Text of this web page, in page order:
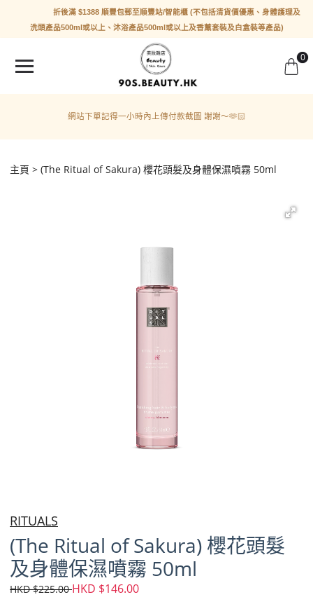
折後滿 $1388 順豐包郵至順豐站/智能櫃 (不包括清貨價優惠、身體護理及
洗頭產品500ml或以上、沐浴產品500ml或以上及香薰套裝及白盒裝等產品)
0
網站下單記得一小時內上傳付款截圖 謝謝～🫶🏻
主頁 (The Ritual of Sakura) 櫻花頭髮及身體保濕噴霧 50ml
RITUALS
(The Ritual of Sakura) 櫻花頭髮
及身體保濕噴霧 50ml
HKD $225.00HKD $146.00